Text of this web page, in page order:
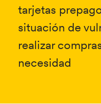
tarjetas
situación de
realizar
necesidad